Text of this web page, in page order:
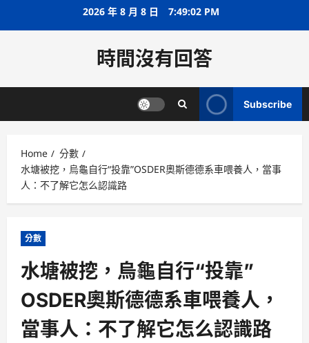
2026 年 8 月 8 日 7:49:02 PM
時間沒有回答
Subscribe
Home
分數
水塘被挖，烏龜自行“投靠”OSDER奧斯德德系車喂養人，當事
人：不了解它怎么認識路
分數
水塘被挖，烏龜自行“投靠”
OSDER奧斯德德系車喂養人，
當事人：不了解它怎么認識路